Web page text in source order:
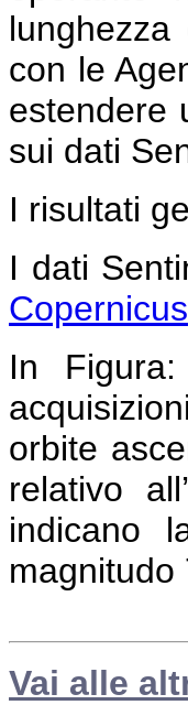
con le
estendere
sui dati
I risultati
I dati
Copernicus
In Figura:
orbite
relativo
indicano
magnitudo
Vai alle